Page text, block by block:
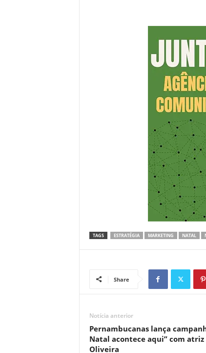
TAGS ESTRATÉGIA MARKETING NATAL
Share
Notícia anterior
Pernambucanas lança
Natal acontece aqui” com atriz
Oliveira